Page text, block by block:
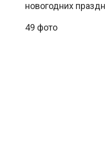
новогодних
49 фото